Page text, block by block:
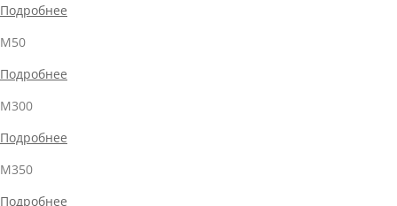
Подробнее
М50
Подробнее
М300
Подробнее
М350
Подробнее